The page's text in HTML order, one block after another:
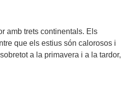
amb trets continentals. Els
que els estius són calorosos i
a la primavera i a la tardor,